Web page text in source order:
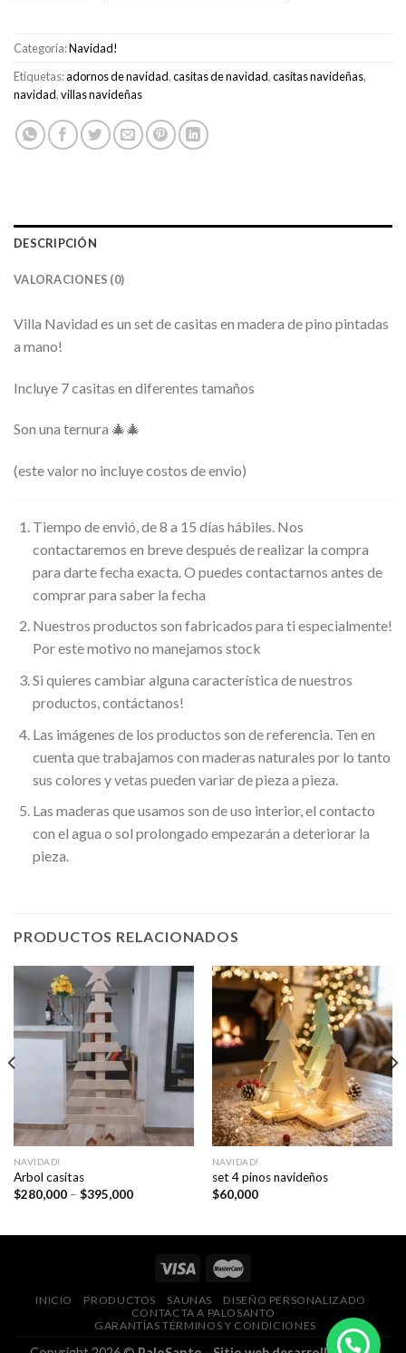
Categoría:Navidad!
Etiquetas:adornos de navidad,casitas de navidad,casitas navideñas,
navidad,villas navideñas
DESCRIPCIÓN
VALORACIONES (0)
Villa Navidad es un set de casitas en madera de pino pintadas
a mano!
Incluye 7 casitas en diferentes tamaños
Son una ternura 🎄🎄
(este valor no incluye costos de envio)
Tiempo de envió, de 8 a 15 días hábiles. Nos
contactaremos en breve después de realizar la compra
para darte fecha exacta. O puedes contactarnos antes de
comprar para saber la fecha
Nuestros productos son fabricados para ti especialmente!
Por este motivo no manejamos stock
Si quieres cambiar alguna característica de nuestros
productos, contáctanos!
Las imágenes de los productos son de referencia. Ten en
cuenta que trabajamos con maderas naturales por lo tanto
sus colores y vetas pueden variar de pieza a pieza.
Las maderas que usamos son de uso interior, el contacto
con el agua o sol prolongado empezarán a deteriorar la
pieza.
PRODUCTOS RELACIONADOS
NAVIDAD!
Arbol casitas
$280,000 – $395,000Price
NAVIDAD!
set 4 pinos navideños
$60,000
INICIO PRODUCTOS SAUNAS
DISEÑO PERSONALIZADO
CONTACTA A PALOSANTO
GARANTÍAS TÉRMINOS Y CONDICIONES